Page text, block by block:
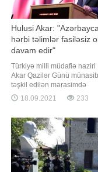
Hulusi Akar:
hərbi təlimlər fasiləsiz
davam edir"
Türkiyə milli müdafiə naziri
Akar Qazilər Günü
təşkil edilən mərasimdə
Azərbaycana dəstək çıxışı
barədə məlumat Türkiyə
yerləşdirilib. Qəhrəman
ordusunun sivilizasiyanın
yüklədiyi məsuliyyət hissi
qarda
18.09.2021 233